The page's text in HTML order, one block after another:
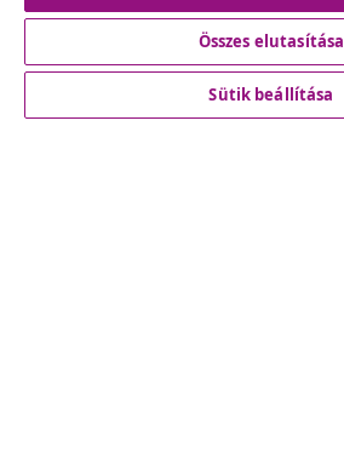
Ügyfélszolgálat
Összes elutasítása
Sütik beállítása